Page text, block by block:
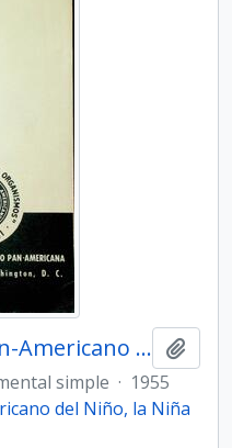
Décimo Congresso Pan-Americano da Criança. Ata final
simple · 1955
del Niño, la Niña